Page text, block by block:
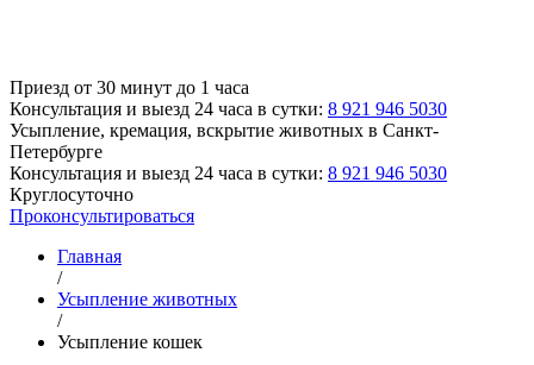
Приезд от 30 минут до 1 часа
Консультация и выезд 24 часа в сутки: 8 921 946 5030
Усыпление, кремация, вскрытие животных в Санкт-
Петербурге
Консультация и выезд 24 часа в сутки: 8 921 946 5030
Круглосуточно
Проконсультироваться
Главная
/
Усыпление животных
/
Усыпление кошек